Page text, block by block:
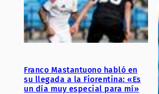
Franco Mastantuono habló en
su llegada a la Fiorentina: «Es
un día muy especial para mí»